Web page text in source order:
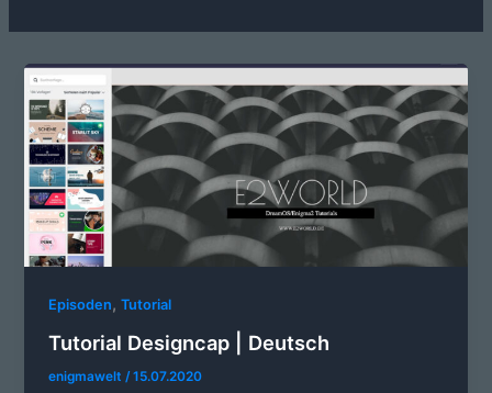
Episoden,Tutorial
Tutorial Designcap | Deutsch
enigmawelt/15.07.2020